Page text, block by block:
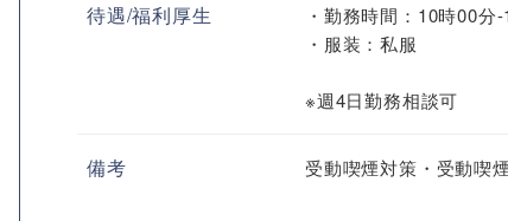
待遇/福利厚生
・勤務時間：10時00分
・服装：私服
※週4日勤務相談可
備考 受動喫煙対策・受動喫